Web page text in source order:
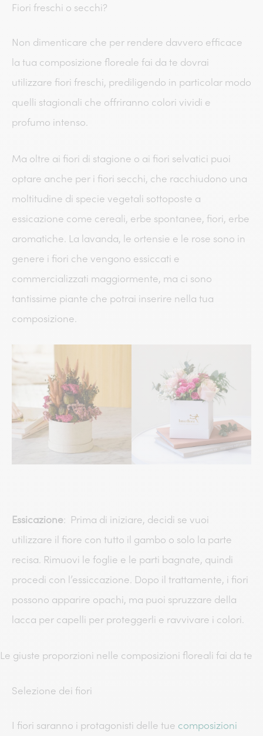
Fiori freschi o secchi?
Non dimenticare che per rendere davvero efficace
la tua composizione floreale fai da te dovrai
utilizzare fiori freschi, prediligendo in particolar modo
quelli stagionali che offriranno colori vividi e
profumo intenso.
Ma oltre ai fiori di stagione o ai fiori selvatici puoi
optare anche per i fiori secchi, che racchiudono una
moltitudine di specie vegetali sottoposte a
essicazione come cereali, erbe spontanee, fiori, erbe
aromatiche. La lavanda, le ortensie e le rose sono in
genere i fiori che vengono essiccati e
commercializzati maggiormente, ma ci sono
tantissime piante che potrai inserire nella tua
composizione.
Essicazione: Prima di iniziare, decidi se vuoi
utilizzare il fiore con tutto il gambo o solo la parte
recisa. Rimuovi le foglie e le parti bagnate, quindi
procedi con l’essiccazione. Dopo il trattamente, i fiori
possono apparire opachi, ma puoi spruzzare della
lacca per capelli per proteggerli e ravvivare i colori.
Le giuste proporzioni nelle composizioni floreali fai da te
Selezione dei fiori
I fiori saranno i protagonisti delle tue composizioni